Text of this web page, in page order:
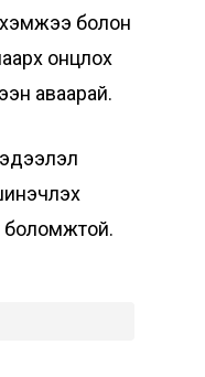
хэмжээ болон
онцлох
аваарай.
боломжтой.